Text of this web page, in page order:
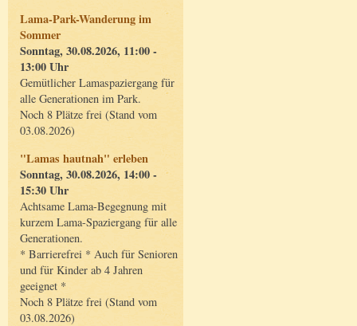
Lama-Park-Wanderung im
Sommer
Sonntag, 30.08.2026, 11:00 -
13:00 Uhr
Gemütlicher Lamaspaziergang für
alle Generationen im Park.
Noch 8 Plätze frei (Stand vom
03.08.2026)
"Lamas hautnah" erleben
Sonntag, 30.08.2026, 14:00 -
15:30 Uhr
Achtsame Lama-Begegnung mit
kurzem Lama-Spaziergang für alle
Generationen.
* Barrierefrei * Auch für Senioren
und für Kinder ab 4 Jahren
geeignet *
Noch 8 Plätze frei (Stand vom
03.08.2026)